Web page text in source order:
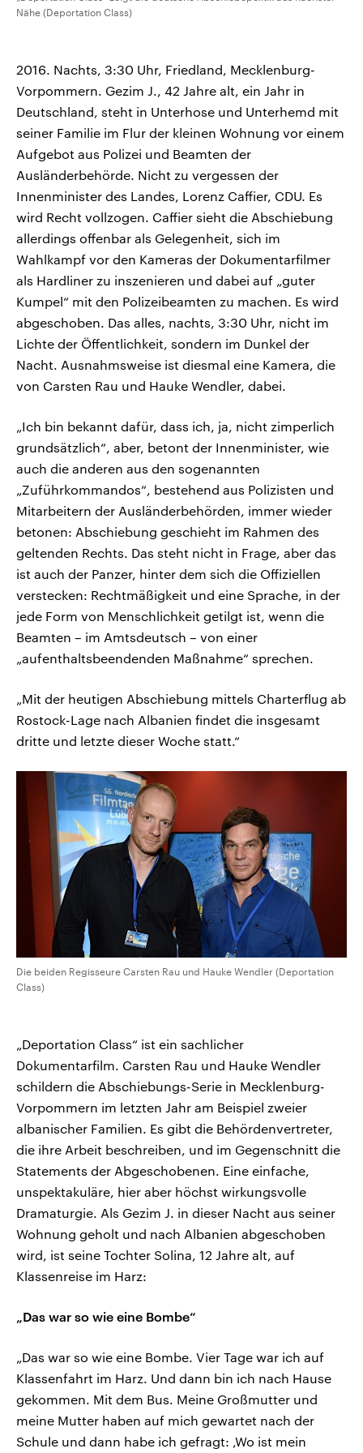
Nähe (Deportation Class)
2016. Nachts, 3:30 Uhr, Friedland, Mecklenburg-
Vorpommern. Gezim J., 42 Jahre alt, ein Jahr in
Deutschland, steht in Unterhose und Unterhemd mit
seiner Familie im Flur der kleinen Wohnung vor einem
Aufgebot aus Polizei und Beamten der
Ausländerbehörde. Nicht zu vergessen der
Innenminister des Landes, Lorenz Caffier, CDU. Es
wird Recht vollzogen. Caffier sieht die Abschiebung
allerdings offenbar als Gelegenheit, sich im
Wahlkampf vor den Kameras der Dokumentarfilmer
als Hardliner zu inszenieren und dabei auf „guter
Kumpel“ mit den Polizeibeamten zu machen. Es wird
abgeschoben. Das alles, nachts, 3:30 Uhr, nicht im
Lichte der Öffentlichkeit, sondern im Dunkel der
Nacht. Ausnahmsweise ist diesmal eine Kamera, die
von Carsten Rau und Hauke Wendler, dabei.
„Ich bin bekannt dafür, dass ich, ja, nicht zimperlich
grundsätzlich“, aber, betont der Innenminister, wie
auch die anderen aus den sogenannten
„Zuführkommandos“, bestehend aus Polizisten und
Mitarbeitern der Ausländerbehörden, immer wieder
betonen: Abschiebung geschieht im Rahmen des
geltenden Rechts. Das steht nicht in Frage, aber das
ist auch der Panzer, hinter dem sich die Offiziellen
verstecken: Rechtmäßigkeit und eine Sprache, in der
jede Form von Menschlichkeit getilgt ist, wenn die
Beamten – im Amtsdeutsch – von einer
„aufenthaltsbeendenden Maßnahme“ sprechen.
„Mit der heutigen Abschiebung mittels Charterflug ab
Rostock-Lage nach Albanien findet die insgesamt
dritte und letzte dieser Woche statt.“
Die beiden Regisseure Carsten Rau und Hauke Wendler (Deportation
Class)
„Deportation Class“ ist ein sachlicher
Dokumentarfilm. Carsten Rau und Hauke Wendler
schildern die Abschiebungs-Serie in Mecklenburg-
Vorpommern im letzten Jahr am Beispiel zweier
albanischer Familien. Es gibt die Behördenvertreter,
die ihre Arbeit beschreiben, und im Gegenschnitt die
Statements der Abgeschobenen. Eine einfache,
unspektakuläre, hier aber höchst wirkungsvolle
Dramaturgie. Als Gezim J. in dieser Nacht aus seiner
Wohnung geholt und nach Albanien abgeschoben
wird, ist seine Tochter Solina, 12 Jahre alt, auf
Klassenreise im Harz:
„Das war so wie eine Bombe“
„Das war so wie eine Bombe. Vier Tage war ich auf
Klassenfahrt im Harz. Und dann bin ich nach Hause
gekommen. Mit dem Bus. Meine Großmutter und
meine Mutter haben auf mich gewartet nach der
Schule und dann habe ich gefragt: ‚Wo ist mein